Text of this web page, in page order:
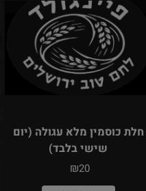
חלת כוסמין מלא עגולה (יום
שישי בלבד)
₪20